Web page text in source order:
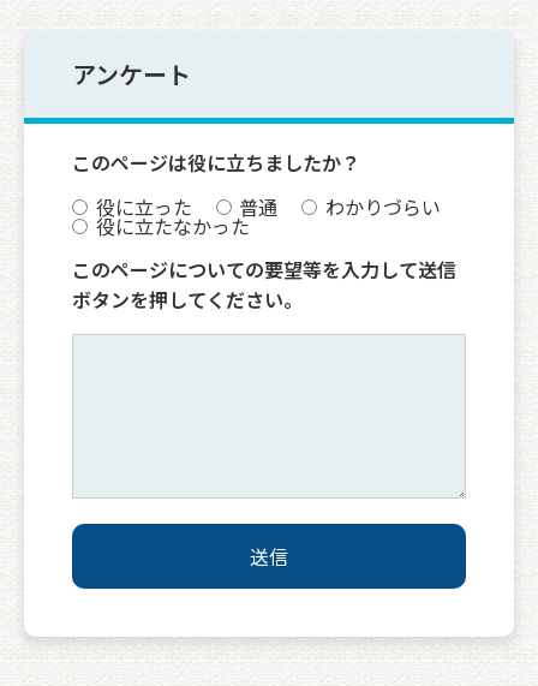
アンケート
このページは役に立ちましたか？
役に立った
普通 わかりづらい
役に立たなかった
このページについての要望等を入力して送信
ボタンを押してください。